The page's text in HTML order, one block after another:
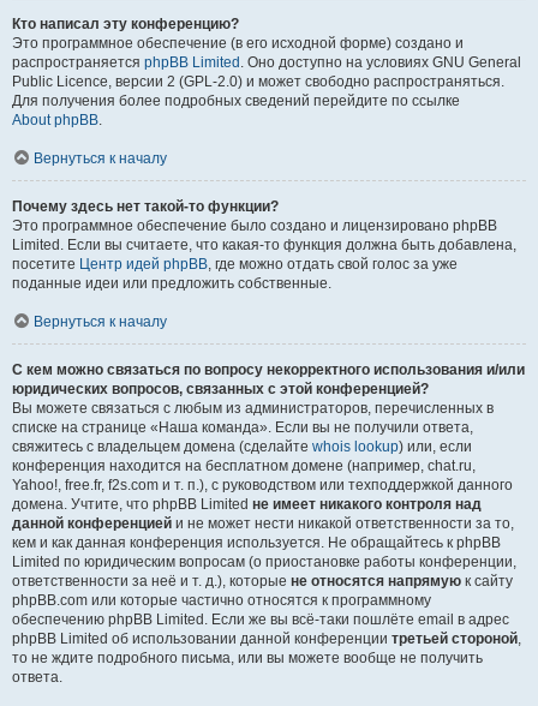
Кто написал эту конференцию?
Это программное обеспечение (в его исходной форме) создано и
распространяется phpBB Limited . Оно доступно на условиях GNU General
Public Licence, версии 2 (GPL-2.0) и может свободно распространяться.
Для получения более подробных сведений перейдите по ссылке
About phpBB.
Вернуться к началу
Почему здесь нет такой-то функции?
Это программное обеспечение было создано и лицензировано phpBB
Limited. Если вы считаете, что какая-то функция должна быть добавлена,
посетите Центр идей phpBB, где можно отдать свой голос за уже
поданные идеи или предложить собственные.
Вернуться к началу
С кем можно связаться по вопросу некорректного использования и/или
юридических вопросов, связанных с этой конференцией?
Вы можете связаться с любым из администраторов, перечисленных в
списке на странице «Наша команда». Если вы не получили ответа,
свяжитесь с владельцем домена (сделайте whois lookup) или, если
конференция находится на бесплатном домене (например, chat.ru,
Yahoo!, free.fr, f2s.com и т. п.), с руководством или техподдержкой данного
домена. Учтите, что phpBB Limited не имеет никакого контроля над
данной конференцией и не может нести никакой ответственности за то,
кем и как данная конференция используется. Не обращайтесь к phpBB
Limited по юридическим вопросам (о приостановке работы конференции,
ответственности за неё и т. д.), которые не относятся напрямую к сайту
phpBB.com или которые частично относятся к программному
обеспечению phpBB Limited. Если же вы всё-таки пошлёте email в адрес
phpBB Limited об использовании данной конференции третьей стороной,
то не ждите подробного письма, или вы можете вообще не получить
ответа.